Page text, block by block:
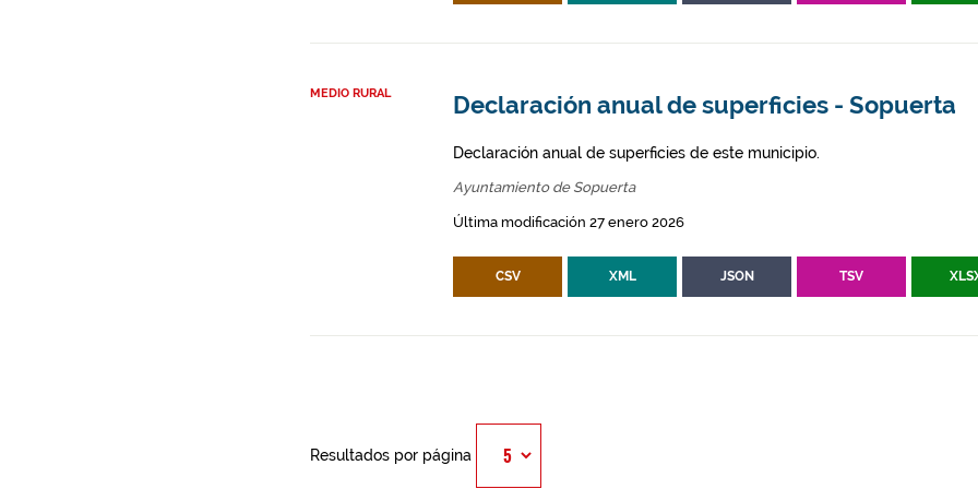
MEDIO RURAL Declaración anual de superficies - Sopuerta
Declaración anual de superficies de este municipio.
Ayuntamiento de Sopuerta
Última modificación 27 enero 2026
CSV XML JSON TSV
Resultados por página